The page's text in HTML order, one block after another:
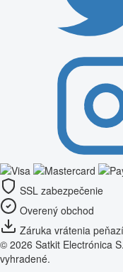
SSL zabezpečenie
Overený obchod
Záruka vrátenia peňazí
© 2026 Satkit Electrónica
vyhradené.